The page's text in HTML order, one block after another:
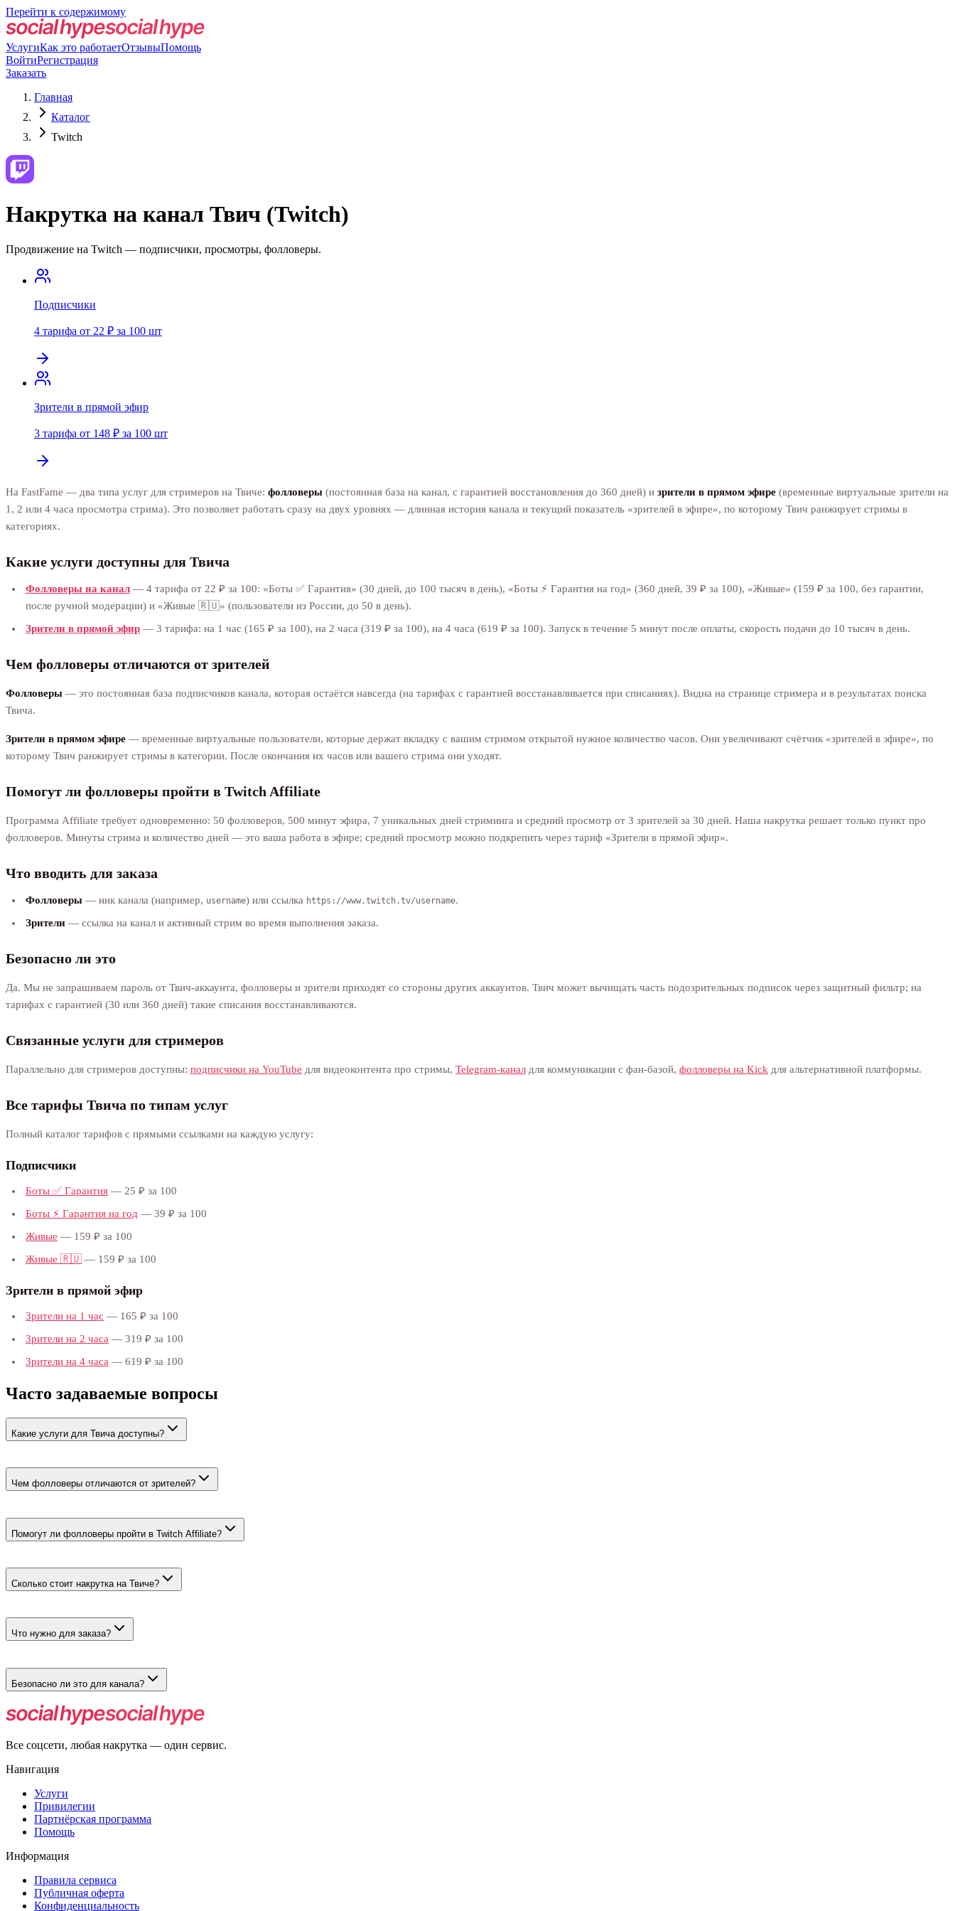
Перейти к содержимому
УслугиКак это работаетОтзывыПомощь
ВойтиРегистрация
Заказать
Главная
Каталог
Twitch
Накрутка на канал Твич (Twitch)
Продвижение на Twitch — подписчики, просмотры, фолловеры.
Подписчики
4 тарифа от 22 ₽ за 100 шт
Зрители в прямой эфир
3 тарифа от 148 ₽ за 100 шт
На FastFame — два типа услуг для стримеров на Твиче: фолловеры (постоянная база на канал, с гарантией восстановления до 360 дней) и зрители в прямом эфире (временные виртуальные зрители на
1, 2 или 4 часа просмотра стрима). Это позволяет работать сразу на двух уровнях — длинная история канала и текущий показатель «зрителей в эфире», по которому Твич ранжирует стримы в
категориях.
Какие услуги доступны для Твича
Фолловеры на канал — 4 тарифа от 22 ₽ за 100: «Боты ✅ Гарантия» (30 дней, до 100 тысяч в день), «Боты ⚡️ Гарантия на год» (360 дней, 39 ₽ за 100), «Живые» (159 ₽ за 100, без гарантии,
после ручной модерации) и «Живые 🇷🇺» (пользователи из России, до 50 в день).
Зрители в прямой эфир — 3 тарифа: на 1 час (165 ₽ за 100), на 2 часа (319 ₽ за 100), на 4 часа (619 ₽ за 100). Запуск в течение 5 минут после оплаты, скорость подачи до 10 тысяч в день.
Чем фолловеры отличаются от зрителей
Фолловеры — это постоянная база подписчиков канала, которая остаётся навсегда (на тарифах с гарантией восстанавливается при списаниях). Видна на странице стримера и в результатах поиска
Твича.
Зрители в прямом эфире — временные виртуальные пользователи, которые держат вкладку с вашим стримом открытой нужное количество часов. Они увеличивают счётчик «зрителей в эфире», по
которому Твич ранжирует стримы в категории. После окончания их часов или вашего стрима они уходят.
Помогут ли фолловеры пройти в Twitch Affiliate
Программа Affiliate требует одновременно: 50 фолловеров, 500 минут эфира, 7 уникальных дней стриминга и средний просмотр от 3 зрителей за 30 дней. Наша накрутка решает только пункт про
фолловеров. Минуты стрима и количество дней — это ваша работа в эфире; средний просмотр можно подкрепить через тариф «Зрители в прямой эфир».
Что вводить для заказа
Фолловеры — ник канала (например, username) или ссылка https://www.twitch.tv/username.
Зрители — ссылка на канал и активный стрим во время выполнения заказа.
Безопасно ли это
Да. Мы не запрашиваем пароль от Твич-аккаунта, фолловеры и зрители приходят со стороны других аккаунтов. Твич может вычищать часть подозрительных подписок через защитный фильтр; на
тарифах с гарантией (30 или 360 дней) такие списания восстанавливаются.
Связанные услуги для стримеров
Параллельно для стримеров доступны: подписчики на YouTube для видеоконтента про стримы, Telegram-канал для коммуникации с фан-базой, фолловеры на Kick для альтернативной платформы.
Все тарифы Твича по типам услуг
Полный каталог тарифов с прямыми ссылками на каждую услугу:
Подписчики
Боты ✅ Гарантия — 25 ₽ за 100
Боты ⚡️ Гарантия на год — 39 ₽ за 100
Живые — 159 ₽ за 100
Живые 🇷🇺 — 159 ₽ за 100
Зрители в прямой эфир
Зрители на 1 час — 165 ₽ за 100
Зрители на 2 часа — 319 ₽ за 100
Зрители на 4 часа — 619 ₽ за 100
Часто задаваемые вопросы
Какие услуги для Твича доступны?
Чем фолловеры отличаются от зрителей?
вкладку стрима открытой определённое количество часов; уходят после окончания стрима или их часов.
Помогут ли фолловеры пройти в Twitch Affiliate?
просмотр можно подкрепить тарифом «Зрители в прямой эфир».
Сколько стоит накрутка на Твиче?
Что нужно для заказа?
Безопасно ли это для канала?
Да. Мы не запрашиваем пароль, фолловеры и зрители приходят со стороны других аккаунтов. На тарифах с гарантией списания восстанавливаются — Твич иногда вычищает часть
подозрительной активности через защитный фильтр.
Все соцсети, любая накрутка — один сервис.
Навигация
Услуги
Привилегии
Партнёрская программа
Помощь
Информация
Правила сервиса
Публичная оферта
Конфиденциальность